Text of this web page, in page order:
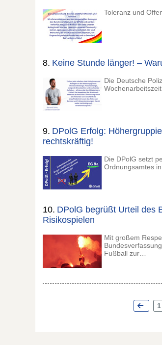
Toleranz und
8. Keine Stunde länger! –
Die Deutsche
9. DPolG Erfolg:
rechtskräftig!
Die DPolG setzt
Ordnungsamtes
10. DPolG begrüßt Urteil des
Risikospielen
Mit großem
Fußball zur…
1